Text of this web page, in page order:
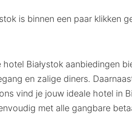
is binnen een paar klikken
Białystok aanbiedingen
en zalige diners.
vind je jouw ideale hotel in
met alle gangbare